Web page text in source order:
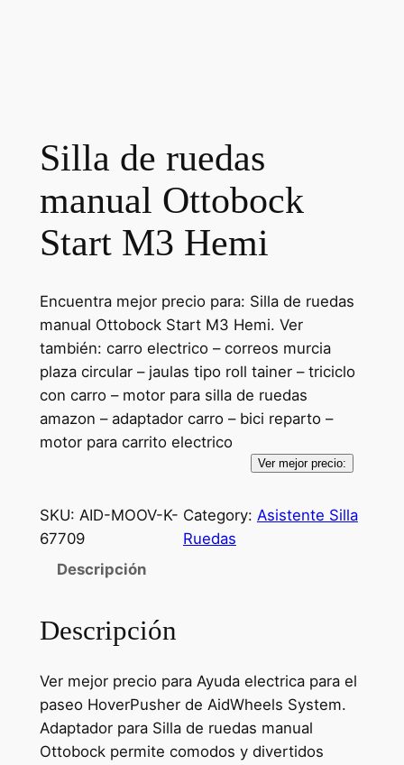
Silla de ruedas
manual Ottobock
Start M3 Hemi
Encuentra mejor precio para: Silla de ruedas
manual Ottobock Start M3 Hemi. Ver
también: carro electrico – correos murcia
plaza circular – jaulas tipo roll tainer – triciclo
con carro – motor para silla de ruedas
amazon – adaptador carro – bici reparto –
motor para carrito electrico
Ver mejor precio:
SKU: AID-MOOV-K-
67709
Category: Asistente Silla
Ruedas
Descripción
Descripción
Ver mejor precio para Ayuda electrica para el
paseo HoverPusher de AidWheels System.
Adaptador para Silla de ruedas manual
Ottobock permite comodos y divertidos